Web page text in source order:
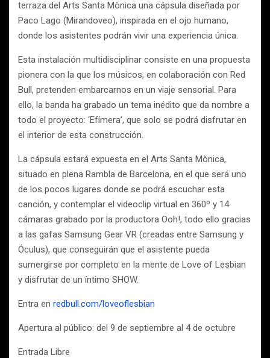
terraza del Arts Santa Mònica una cápsula diseñada por
Paco Lago (Mirandoveo), inspirada en el ojo humano,
donde los asistentes podrán vivir una experiencia única.
Esta instalación multidisciplinar consiste en una propuesta
pionera con la que los músicos, en colaboración con Red
Bull, pretenden embarcarnos en un viaje sensorial. Para
ello, la banda ha grabado un tema inédito que da nombre a
todo el proyecto: ‘Efímera’, que solo se podrá disfrutar en
el interior de esta construcción.
La cápsula estará expuesta en el Arts Santa Mònica,
situado en plena Rambla de Barcelona, en el que será uno
de los pocos lugares donde se podrá escuchar esta
canción, y contemplar el videoclip virtual en 360º y 14
cámaras grabado por la productora Ooh!, todo ello gracias
a las gafas Samsung Gear VR (creadas entre Samsung y
Óculus), que conseguirán que el asistente pueda
sumergirse por completo en la mente de Love of Lesbian
y disfrutar de un íntimo SHOW.
Entra en redbull.com/loveoflesbian
Apertura al público: del 9 de septiembre al 4 de octubre
Entrada Libre